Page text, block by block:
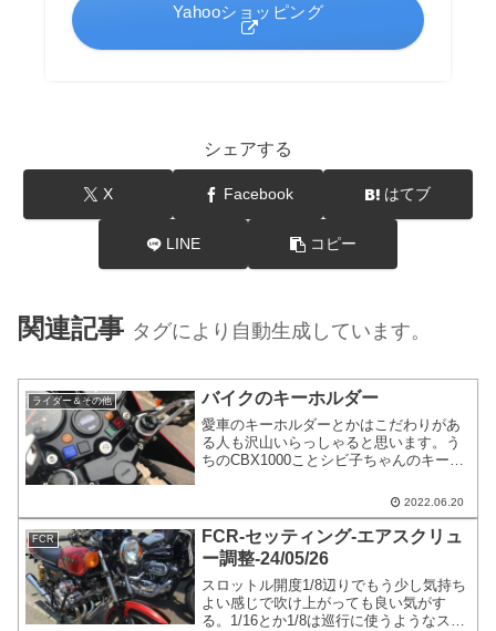
Yahooショッピング
シェアする
X Facebook はてブ
LINE コピー
関連記事 タグにより自動生成しています。
ライダー＆その他 バイクのキーホルダー
愛車のキーホルダーとかはこだわりがあ
る人も沢山いらっしゃると思います。う
ちのCBX1000ことシビ子ちゃんのキーホ
なのあるよ！とか、こうした方がよい
ーとかもこだわるのは楽しいですよ！な
どと言う程度の記事です。
2022.06.20
FCR
FCR-セッティング-エアスクリュ
ー調整-24/05/26
スロットル開度1/8辺りでもう少し気持ち
よい感じで吹け上がっても良い気がす
る。1/16とか1/8は巡行に使うようなスロ